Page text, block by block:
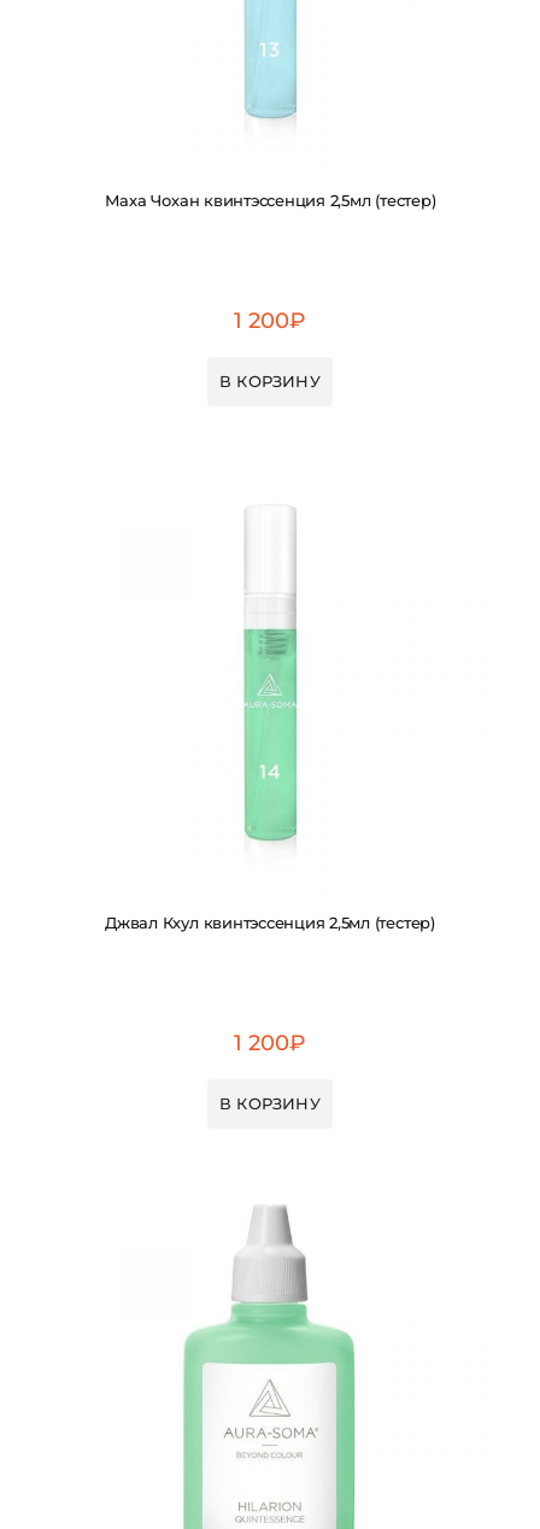
Маха Чохан квинтэссенция 2,5мл (тестер)
1 200₽
В КОРЗИНУ
Джвал Кхул квинтэссенция 2,5мл (тестер)
1 200₽
В КОРЗИНУ